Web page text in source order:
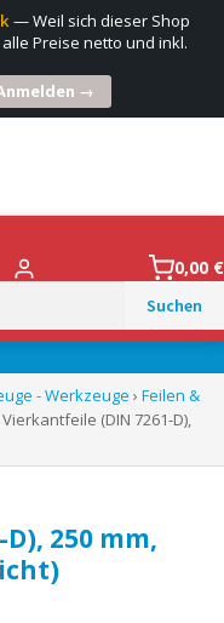
— Weil sich dieser Shop
Preise netto und inkl.
→
0,00 €
- Werkzeuge › Feilen &
Vierkantfeile (DIN 7261-D),
250 mm,